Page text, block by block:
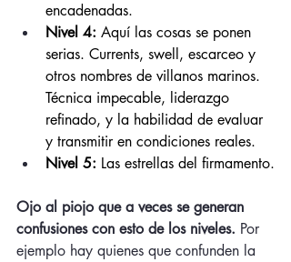
encadenadas.
Nivel 4: Aquí las cosas se ponen
serias. Currents, swell, escarceo y
otros nombres de villanos marinos.
Técnica impecable, liderazgo
refinado, y la habilidad de evaluar
y transmitir en condiciones reales.
Nivel 5: Las estrellas del firmamento.
Ojo al piojo que a veces se generan
confusiones con esto de los niveles. Por
ejemplo hay quienes que confunden la